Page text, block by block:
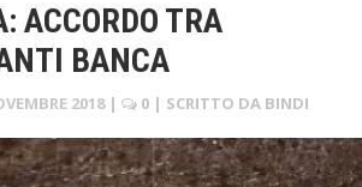
ACCORDO TRA
BANCA
2018 | 0 | SCRITTO DA BINDI